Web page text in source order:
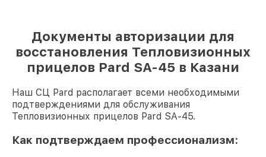
Документы авторизации для
восстановления Тепловизионных
прицелов Pard SA-45 в Казани
Наш СЦ Pard располагает всеми необходимыми
подтверждениями для обслуживания
Тепловизионных прицелов Pard SA-45.
Как подтверждаем профессионализм: